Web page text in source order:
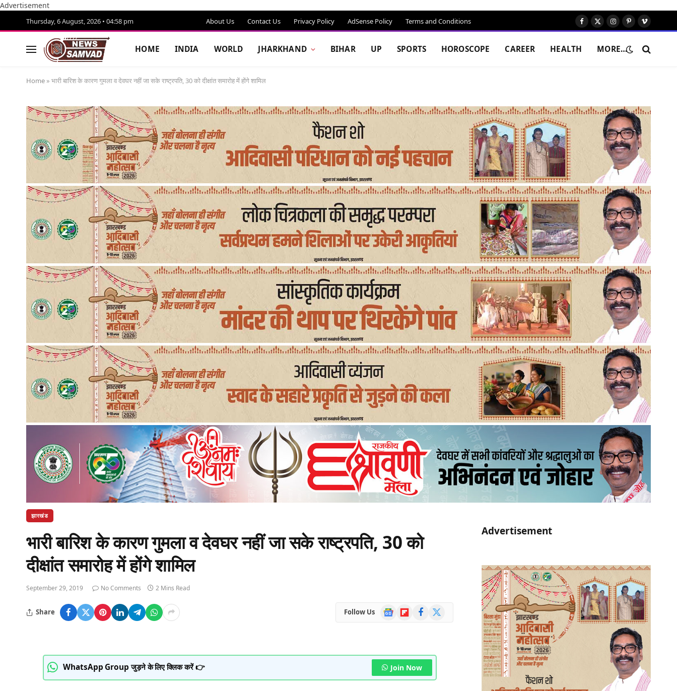
Advertisement
Thursday, 6 August, 2026 • 04:58 pm About Us Contact Us Privacy Policy AdSense Policy Terms and Conditions Facebook
X
Instagram
Pinterest
Vimeo
HOME INDIA WORLD JHARKHAND BIHAR UP SPORTS HOROSCOPE CAREER HEALTH MORE…
Home » भारी बारिश के कारण गुमला व देवघर नहीं जा सके राष्ट्रपति, 30 को दीक्षांत समारोह में होंगे शामिल
झारखंड
भारी बारिश के कारण गुमला व देवघर नहीं जा सके राष्ट्रपति, 30 को
दीक्षांत समारोह में होंगे शामिल
September 29, 2019 No Comments 2 Mins Read
Share Follow Us
Google
News
FlipboardFacebook
WhatsApp Group जुड़ने के लिए क्लिक करें 👉 Join Now
Advertisement